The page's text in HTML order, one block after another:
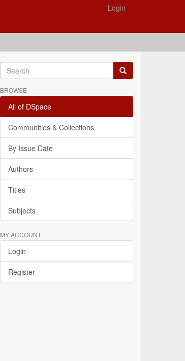
Login
BROWSE
All of DSpace
Communities & Collections
By Issue Date
Authors
Titles
Subjects
MY ACCOUNT
Login
Register